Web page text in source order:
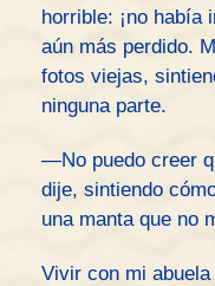
horrible: ¡no había
aún más perdido.
fotos viejas,
ninguna parte.
—No puedo creer
dije, sintiendo
una manta que no
Vivir con mi